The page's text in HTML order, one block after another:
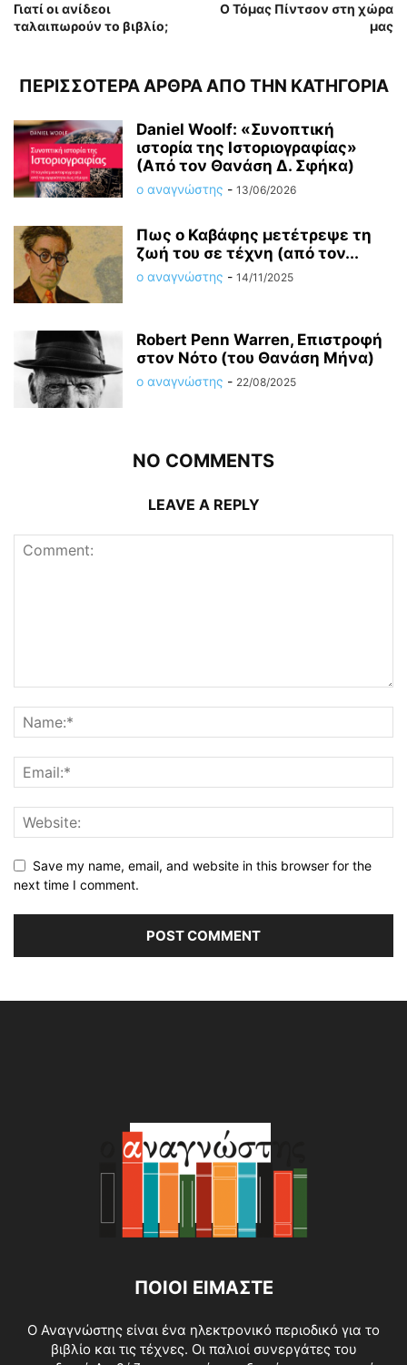
Γιατί οι ανίδεοι
ταλαιπωρούν το βιβλίο;
Ο Τόμας Πίντσον στη χώρα
μας
ΠΕΡΙΣΣΟΤΕΡΑ ΑΡΘΡΑ ΑΠΟ ΤΗΝ ΚΑΤΗΓΟΡΙΑ
Daniel Woolf: «Συνοπτική
ιστορία της Ιστοριογραφίας»
(Από τον Θανάση Δ. Σφήκα)
ο αναγνώστης - 13/06/2026
Πως ο Καβάφης μετέτρεψε τη
ζωή του σε τέχνη (από τον...
ο αναγνώστης - 14/11/2025
Robert Penn Warren, Επιστροφή
στον Νότο (του Θανάση Μήνα)
ο αναγνώστης - 22/08/2025
NO COMMENTS
LEAVE A REPLY
Save my name, email, and website in this browser for the
next time I comment.
ΠΟΙΟΙ ΕΙΜΑΣΤΕ
O Αναγνώστης είναι ένα ηλεκτρονικό περιοδικό για το
βιβλίο και τις τέχνες. Οι παλιοί συνεργάτες του